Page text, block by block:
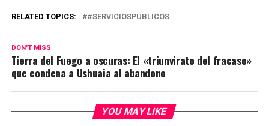
RELATED TOPICS: #SERVICIOSPÚBLICOS
DON'T MISS
Tierra del Fuego a oscuras: El «triunvirato del fracaso»
que condena a Ushuaia al abandono
YOU MAY LIKE